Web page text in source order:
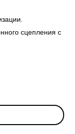
сцепления с